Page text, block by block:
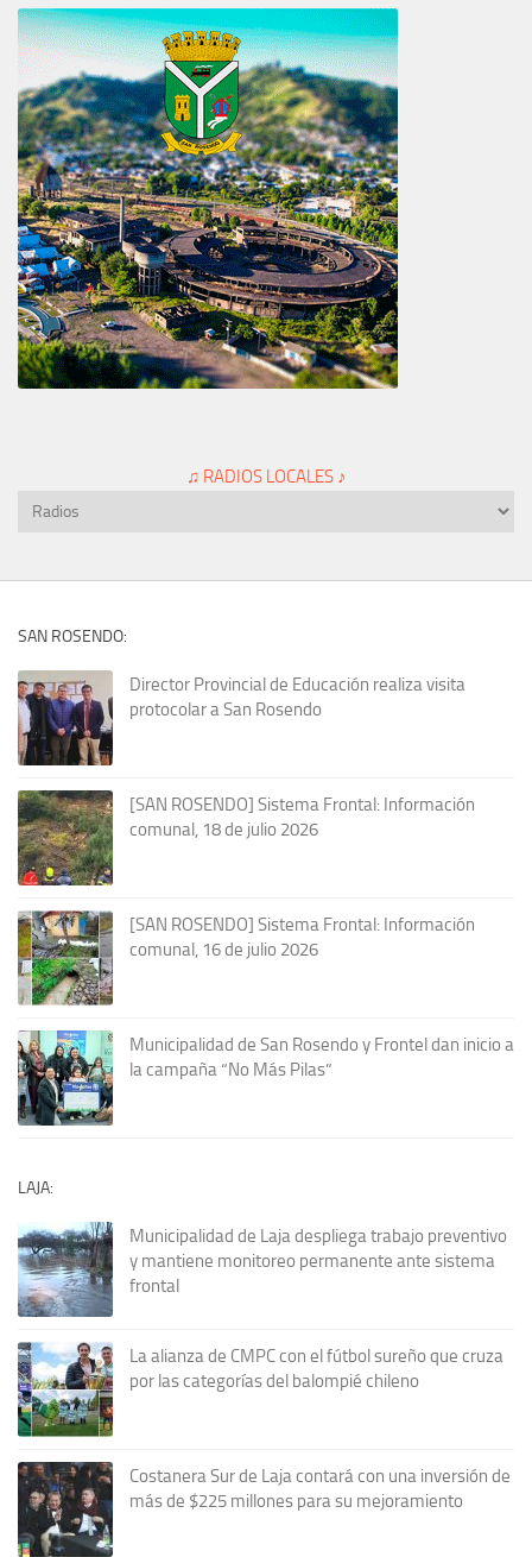
♫ RADIOS LOCALES ♪
SAN ROSENDO:
Director Provincial de Educación realiza visita
protocolar a San Rosendo
[SAN ROSENDO] Sistema Frontal: Información
comunal, 18 de julio 2026
[SAN ROSENDO] Sistema Frontal: Información
comunal, 16 de julio 2026
Municipalidad de San Rosendo y Frontel dan inicio a
la campaña “No Más Pilas”
LAJA:
Municipalidad de Laja despliega trabajo preventivo
y mantiene monitoreo permanente ante sistema
frontal
La alianza de CMPC con el fútbol sureño que cruza
por las categorías del balompié chileno
Costanera Sur de Laja contará con una inversión de
más de $225 millones para su mejoramiento